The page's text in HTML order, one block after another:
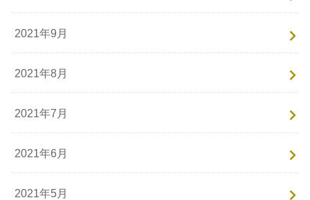
2021年9月
2021年8月
2021年7月
2021年6月
2021年5月